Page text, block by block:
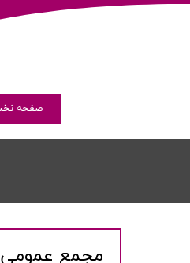
صفحه
مجمع عمومی